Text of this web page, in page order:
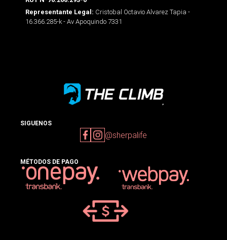
Representante Legal: Cristobal Octavio Alvarez Tapia -
16.366.285-k - Av Apoquindo 7331
SIGUENOS
@sherpalife
MÉTODOS DE PAGO